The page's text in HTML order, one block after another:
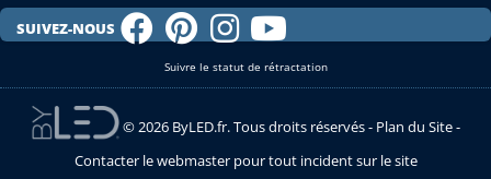
SUIVEZ-NOUS
Suivre le statut de rétractation
© 2026 ByLED.fr. Tous droits réservés - Plan du Site-
Contacter le webmaster pour tout incident sur le site